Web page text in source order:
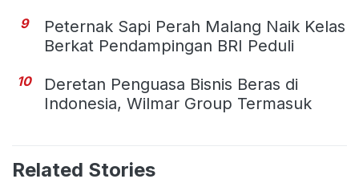
9
Peternak Sapi Perah Malang Naik Kelas
Berkat Pendampingan BRI Peduli
10
Deretan Penguasa Bisnis Beras di
Indonesia, Wilmar Group Termasuk
Related Stories